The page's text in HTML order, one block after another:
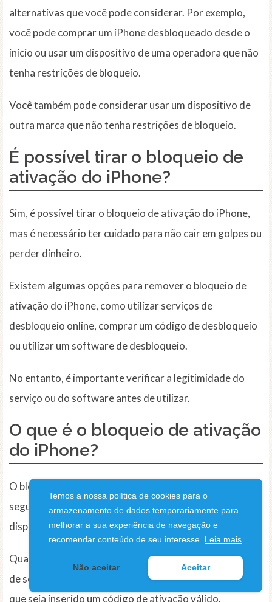
alternativas que você pode considerar. Por exemplo,
você pode comprar um iPhone desbloqueado desde o
início ou usar um dispositivo de uma operadora que não
tenha restrições de bloqueio.
Você também pode considerar usar um dispositivo de
outra marca que não tenha restrições de bloqueio.
É possível tirar o bloqueio de
ativação do iPhone?
Sim, é possível tirar o bloqueio de ativação do iPhone,
mas é necessário ter cuidado para não cair em golpes ou
perder dinheiro.
Existem algumas opções para remover o bloqueio de
ativação do iPhone, como utilizar serviços de
desbloqueio online, comprar um código de desbloqueio
ou utilizar um software de desbloqueio.
No entanto, é importante verificar a legitimidade do
serviço ou do software antes de utilizar.
O que é o bloqueio de ativação
do iPhone?
O bloqueio de ativação do iPhone é uma medida de
segurança implementada pela Apple para evitar que os
dispositivos sejam utilizados sem autorização.
Quando um iPhone é bloqueado, ele fica impossibilitado
de ser ativado ou utilizar as funções normais, a menos
que seja inserido um código de ativação válido.
Temos a nossa política de cookies para o
armazenamento de dados temporariamente para
melhorar a sua experiência de navegação e
recomendar conteúdo de seu interesse. Leia mais
Não aceitar Aceitar